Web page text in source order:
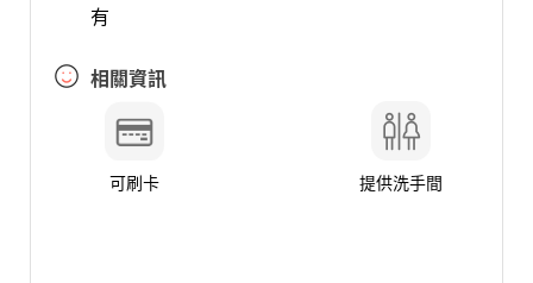
有
相關資訊
可刷卡 提供洗手間